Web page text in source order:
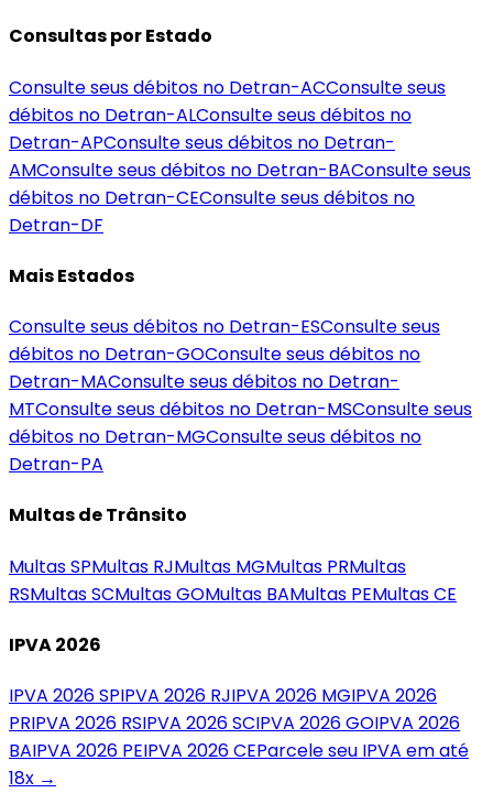
Consultas por Estado
Consulte seus débitos no Detran-ACConsulte seus
débitos no Detran-ALConsulte seus débitos no
Detran-APConsulte seus débitos no Detran-
AMConsulte seus débitos no Detran-BAConsulte seus
débitos no Detran-CEConsulte seus débitos no
Detran-DF
Mais Estados
Consulte seus débitos no Detran-ESConsulte seus
débitos no Detran-GOConsulte seus débitos no
Detran-MAConsulte seus débitos no Detran-
MTConsulte seus débitos no Detran-MSConsulte seus
débitos no Detran-MGConsulte seus débitos no
Detran-PA
Multas de Trânsito
MultasSPMultas RJMultas MGMultas PRMultas
RSMultasSCMultasGOMultas BAMultas PEMultasCE
IPVA 2026
IPVA 2026SPIPVA 2026 RJIPVA 2026 MGIPVA 2026
PRIPVA 2026 RSIPVA 2026SCIPVA 2026GOIPVA 2026
BAIPVA 2026 PEIPVA 2026CEParcele seu IPVA em até
18x →